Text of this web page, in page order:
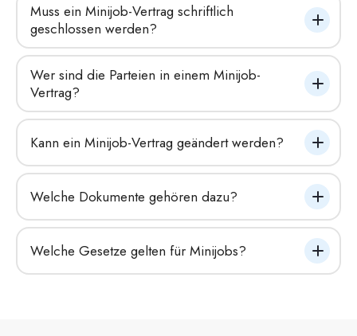
Muss ein Minijob-Vertrag schriftlich
geschlossen werden?
Wer sind die Parteien in einem Minijob-
Vertrag?
Kann ein Minijob-Vertrag geändert werden?
Welche Dokumente gehören dazu?
Welche Gesetze gelten für Minijobs?